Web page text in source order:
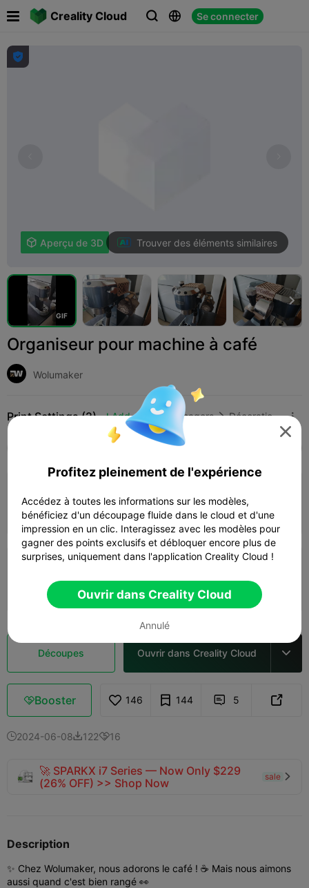
Creality Cloud   Se connecter

 Aperçu de 3D Trouver des éléments similaires
GIF

Organiseur pour machine à café
Wolumaker
Print Settings (2) Add Articles ménagers  Décorations et ornements pour la maison 
remplissage
 08h 01m  1 plates  116.73g
remplissage
04h 57m  2 plates  88.30g
Découpes Ouvrir dans Creality Cloud 
Booster 146 144  5 
2024-06-0812216
🚀 SPARKX i7 Series — Now Only $229
(26% OFF) >> Shop Now
sale 
Description
✨ Chez Wolumaker, nous adorons le café ! ☕ Mais nous aimons
aussi quand c'est bien rangé 👀

Profitez pleinement de l'expérience
Accédez à toutes les informations sur les modèles,
bénéficiez d'un découpage fluide dans le cloud et d'une
impression en un clic. Interagissez avec les modèles pour
gagner des points exclusifs et débloquer encore plus de
surprises, uniquement dans l'application Creality Cloud !
Ouvrir dans Creality Cloud
Annulé